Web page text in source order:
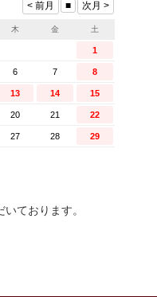
ております。